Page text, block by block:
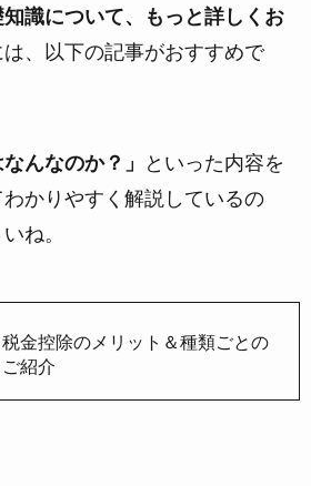
識について、もっと詳しくお
は、以下の記事がおすすめで
んなのか？」
といった内容を
かりやすく解説しているの
ね。
金控除のメリット＆種類ごとの
紹介